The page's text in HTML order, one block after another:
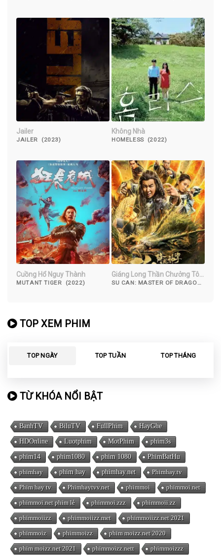
Jailer
JAILER (2023)
Không Nhà
HOMELESS (2022)
Cuồng Hổ Nguy Thành
MUTANT TIGER (2022)
Giáng Long Thần Chưởng Tô
Khất Nhi
SU CAN: MASTER OF DRAGON-
TOP XEM PHIM
TOP NGÀY TOP TUẦN TOP THÁNG
TỪ KHÓA NỔI BẬT
BanhTV BiluTV FullPhim HayGhe
HDOnline Luotphim MotPhim phim3s
phim14 phim1080 phim 1080 PhimBatHu
phimhay phim hay phimhay.net Phimhay.tv
Phim hay tv Phimhaytvv.net phimmoi phimmoi.net
phimmoi.net phim lẻ phimmoi.zzz phimmoii.zz
phimmoiizz phimmoiizz.met phimmoiizz.net 2021
phimmoiz phimmoizz phim moizz.net 2020
phim moizz.net 2021 phimmoizz.nett phimmoizzz